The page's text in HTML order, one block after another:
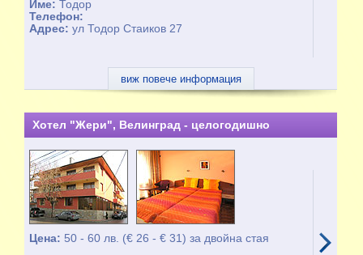
Име:Тодор
Телефон:
Адрес:ул Тодор Стаиков 27
виж повече информация
Хотел "Жери", Велинград - целогодишно
Цена: 50 - 60 лв. (€ 26 - € 31) за двойна стая